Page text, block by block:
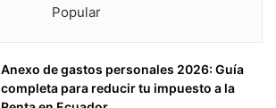
Popular
Anexo de gastos personales 2026: Guía
completa para reducir tu impuesto a la